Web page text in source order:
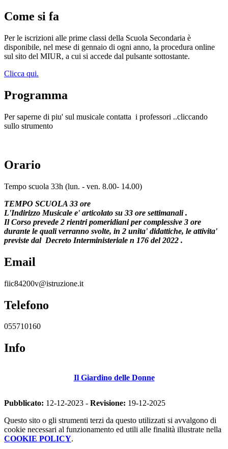
Come si fa
Per le iscrizioni alle prime classi della Scuola Secondaria è
disponibile, nel mese di gennaio di ogni anno, la procedura online
sul sito del MIUR, a cui si accede dal pulsante sottostante.
Clicca qui.
Programma
Per saperne di piu' sul musicale contatta i professori ..cliccando
sullo strumento
Orario
Tempo scuola 33h (lun. - ven. 8.00- 14.00)
TEMPO SCUOLA 33 ore
L'Indirizzo Musicale e' articolato su 33 ore settimanali .
Il Corso prevede 2 rientri pomeridiani per complessive 3 ore
durante le quali verranno svolte, in 2 unita' didattiche, le attivita'
previste dal Decreto Interministeriale n 176 del 2022 .
Email
fiic84200v@istruzione.it
Telefono
055710160
Info
Il Giardino delle Donne
Pubblicato: 12-12-2023 - Revisione: 19-12-2025
Questo sito o gli strumenti terzi da questo utilizzati si avvalgono di
cookie necessari al funzionamento ed utili alle finalità illustrate nella
COOKIE POLICY.